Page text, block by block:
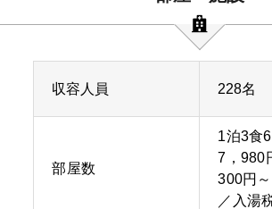
収容人員 228名
部屋数
1泊3食
7，980
300円
／入湯